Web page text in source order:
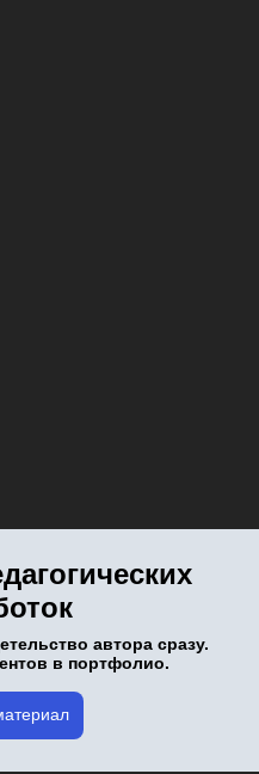
автора сразу.
в портфолио.